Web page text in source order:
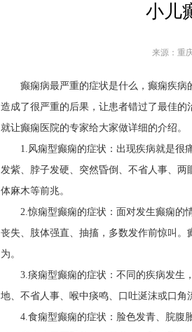
小儿
来源：重
癫痫病最严重的症状是什么，癫痫疾病
造成了很严重的后果，让患者错过了最佳
就让癫痫医院的专家给大家做详细的介绍。
1.风痫型癫痫的症状：出现疾病就是很
发紫、脖子发硬、突然昏倒、不省人事、
体麻木等前兆。
2.惊痫型癫痫的症状：面对发生癫痫的
丧失、肢体强直、抽搐，多数发作前惊叫
为。
3.痰痫型癫痫的症状：不同的疾病发生
地、不省人事、喉中痰鸣、口吐涎沫或口角
4.食痫型癫痫的症状：脸色发青、脘腹